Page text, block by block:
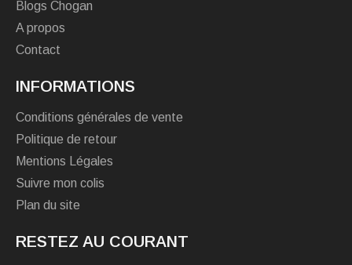
Blogs Chogan
A propos
Contact
INFORMATIONS
Conditions générales de vente
Politique de retour
Mentions Légales
Suivre mon colis
Plan du site
RESTEZ AU COURANT